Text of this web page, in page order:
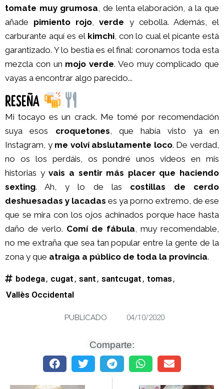
tomate muy grumosa, de lenta elaboración, a la que
añade pimiento rojo, verde y cebolla. Además, el
carburante aquí es el kimchi, con lo cual el picante está
garantizado. Y lo bestia es el final: coronamos toda esta
mezcla con un mojo verde. Veo muy complicado que
vayas a encontrar algo parecido...
RESEÑA
Mi tocayo es un crack. Me tomé por recomendación
suya esos croquetones , que había visto ya en
Instagram, y me volví abslutamente loco. De verdad,
no os los perdáis, os pondré unos videos en mis
historias yvais a sentir más placer que haciendo
sexting. Ah, y lo de las costillas de cerdo
deshuesadas y lacadas es ya porno extremo, de ese
que se mira con los ojos achinados porque hace hasta
daño de verlo. Comí de fábula , muy recomendable,
no me extraña que sea tan popular entre la gente de la
zona y que atraiga a público de toda la provincia.
bodega, cugat , sant , santcugat , tomas,
Vallès Occidental
PUBLICADO 04/10/2020
Comparte: